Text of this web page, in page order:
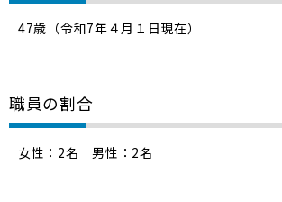
47歳（令和7年４月１日現在）
職員の割合
女性：2名 男性：2名